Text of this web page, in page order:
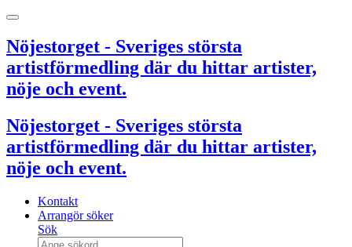
Nöjestorget - Sveriges största
artistförmedling där du hittar artister,
nöje och event.
Nöjestorget - Sveriges största
artistförmedling där du hittar artister,
nöje och event.
Kontakt
Arrangör söker
Sök